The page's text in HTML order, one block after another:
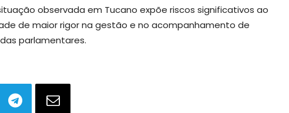
observada em Tucano expõe riscos significativos ao
de maior rigor na gestão e no acompanhamento de
parlamentares.